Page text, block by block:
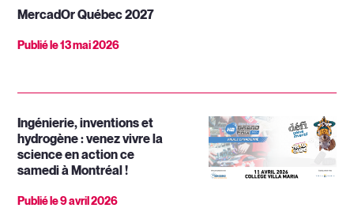
MercadOr Québec 2027
Publié le13 mai 2026
Ingénierie, inventions et
hydrogène : venez vivre la
science en action ce
samedi à Montréal !
Publié le9 avril 2026